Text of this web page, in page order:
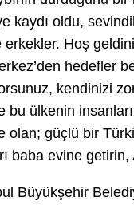
kaydı oldu,
erkekler. Hoş
hedefler
kendinizi
bu ülkenin
güçlü bir
baba evine
Büyükşehir